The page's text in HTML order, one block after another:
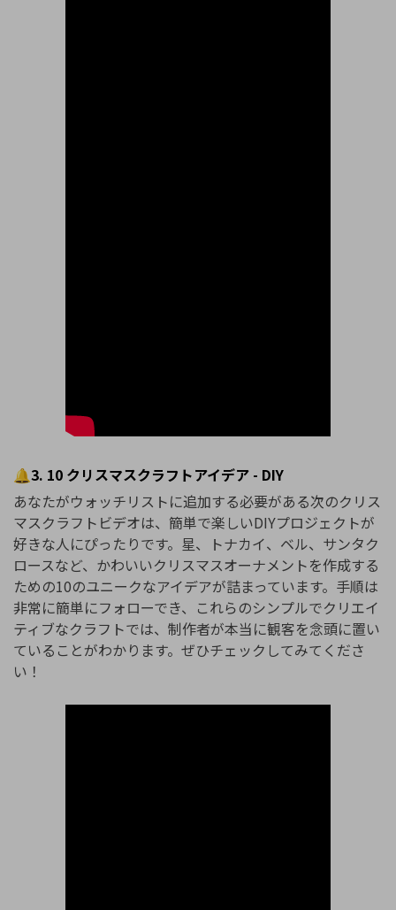
🔔3. 10 クリスマスクラフトアイデア - DIY
あなたがウォッチリストに追加する必要がある次のクリス
マスクラフトビデオは、簡単で楽しいDIYプロジェクトが
好きな人にぴったりです。星、トナカイ、ベル、サンタク
ロースなど、かわいいクリスマスオーナメントを作成する
ための10のユニークなアイデアが詰まっています。手順は
非常に簡単にフォローでき、これらのシンプルでクリエイ
ティブなクラフトでは、制作者が本当に観客を念頭に置い
ていることがわかります。ぜひチェックしてみてくださ
い！